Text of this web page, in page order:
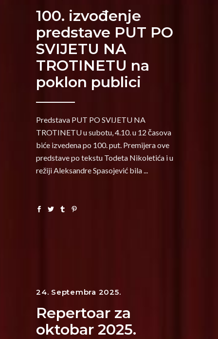
100. izvođenje
predstave PUT PO
SVIJETU NA
TROTINETU na
poklon publici
Predstava PUT PO SVIJETU NA
TROTINETU u subotu, 4.10. u 12 časova
biće izvedena po 100. put. Premijera ove
predstave po tekstu Todeta Nikoletića i u
režiji Aleksandre Spasojević bila
24. Septembra 2025.
Repertoar za
oktobar 2025.